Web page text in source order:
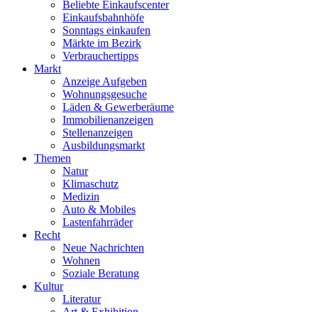
Beliebte Einkaufscenter
Einkaufsbahnhöfe
Sonntags einkaufen
Märkte im Bezirk
Verbrauchertipps
Markt
Anzeige Aufgeben
Wohnungsgesuche
Läden & Gewerberäume
Immobilienanzeigen
Stellenanzeigen
Ausbildungsmarkt
Themen
Natur
Klimaschutz
Medizin
Auto & Mobiles
Lastenfahrräder
Recht
Neue Nachrichten
Wohnen
Soziale Beratung
Kultur
Literatur